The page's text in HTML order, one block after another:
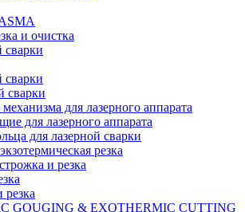
и очистка
сварки
сварки
сварки
для лазерного аппарата
для лазерного аппарата
для лазерной сварки
резка
и резка
резка
GOUGING & EXOTHERMIC CUTTING